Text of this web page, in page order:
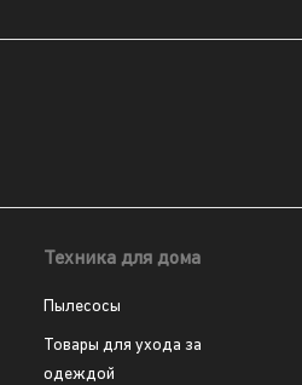
Техника для дома
Пылесосы
Товары для ухода за
одеждой